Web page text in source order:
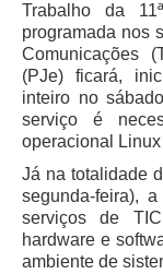
Comissão
Dados
Comissão
Comitê de
Comissão
Comitê de
Comissão
Comitê de
Servidores
Trabalho da
programada nos
Comunicações
(PJe) ficará,
inteiro no
serviço é
operacional
Já na totalidade
segunda-feira),
serviços de
hardware e
ambiente de